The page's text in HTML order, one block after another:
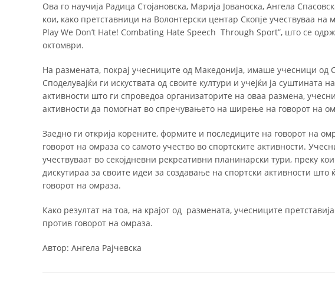
Ова го научија Радица Стојановска, Марија Јованоска, Ангела
кои, како претставници на Волонтерски центар Скопје учествуваа на
Play We Don’t Hate! Combating Hate Speech Through Sport”, што се
октомври.
На размената, покрај учесниците од Македонија, имаше учесници од
Споделувајќи ги искуствата од своите култури и учејќи ја суштината
активности што ги спроведоа организаторите на оваа размена,
активности да помогнат во спречувањето на ширење на говорот на
Заедно ги открија корените, формите и последиците на говорот на
говорот на омраза со самото учество во спортските активности.
учествуваат во секојдневни рекреативни планинарски тури, преку
дискутираа за своите идеи за создавање на спортски активности што
говорот на омраза.
Како резултат на тоа, на крајот од размената, учесниците
против говорот на омраза.
Автор: Ангела Рајчевска